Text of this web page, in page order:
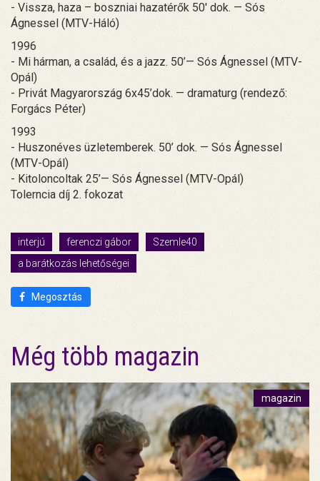
- Vissza, haza – boszniai hazatérők 50' dok. — Sós
Ágnessel (MTV-Háló)
1996
- Mi hárman, a család, és a jazz. 50’— Sós Ágnessel (MTV-
Opál)
- Privát Magyarország 6x45’dok. — dramaturg (rendező:
Forgács Péter)
1993
- Huszonéves üzletemberek. 50’ dok. — Sós Ágnessel
(MTV-Opál)
- Kitoloncoltak 25’— Sós Ágnessel (MTV-Opál)
Tolerncia díj 2. fokozat
interjú ferenczi gábor
Szemle40
a barátkozás lehetőségei
Megosztás
Még több magazin
magazin